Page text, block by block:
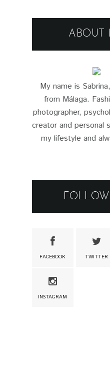
ABOUT
My name is
from Málaga.
photographer,
creator and personal
my lifestyle and
FACEBOOK TWITTER
INSTAGRAM